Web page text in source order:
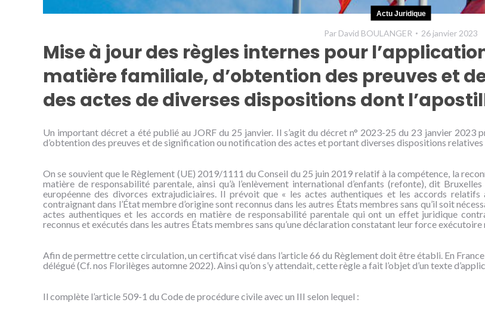
Actu Juridique
Par David BOULANGER 26 janvier 2023
Mise à jour des règles internes pour
matière familiale, d’obtention des preuves et
des actes de diverses dispositions dont
Un important décret a été publié au JORF du 25 janvier. Il s’agit du décret n° 2023-25 du 23 janvier 2023
d’obtention des preuves et de signification ou notification des actes et portant diverses dispositions relatives
On se souvient que le Règlement (UE) 2019/1111 du Conseil du 25 juin 2019 relatif à la compétence, la
matière de responsabilité parentale, ainsi qu’à l’enlèvement international d’enfants (refonte), dit
européenne des divorces extrajudiciaires. Il prévoit que « les actes authentiques et les accords
contraignant dans l’État membre d’origine sont reconnus dans les autres États membres sans qu’il soit
actes authentiques et les accords en matière de responsabilité parentale qui ont un effet juridique
reconnus et exécutés dans les autres États membres sans qu’une déclaration constatant leur force exécutoire
Afin de permettre cette circulation, un certificat visé dans l’article 66 du Règlement doit être établi. En
délégué (Cf. nos Florilèges automne 2022). Ainsi qu’on s’y attendait, cette règle a fait l’objet d’un texte
Il complète l’article 509-1 du Code de procédure civile avec un III selon lequel :